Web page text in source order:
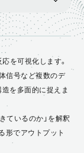
を可視化します。
信号など複数のデ
を多面的に捉えま
ているのか」を解釈
形でアウトプット